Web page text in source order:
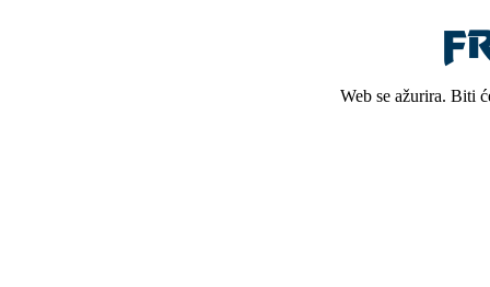
Web se ažurira. Biti